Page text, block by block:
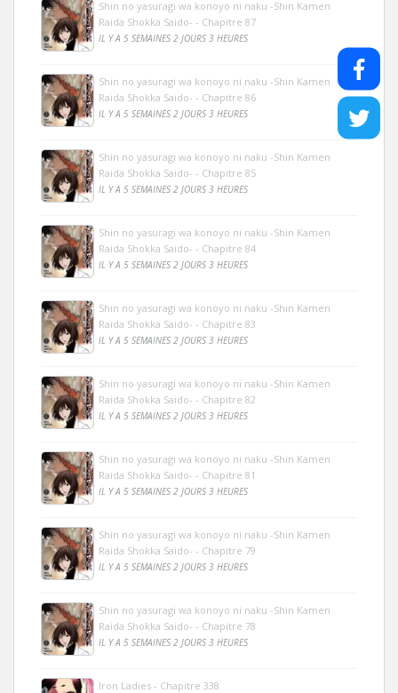
Shin no yasuragi wa konoyo ni naku -Shin Kamen
Raida Shokka Saido- - Chapitre 87
IL Y A 5 SEMAINES 2 JOURS 3 HEURES
Shin no yasuragi wa konoyo ni naku -Shin Kamen
Raida Shokka Saido- - Chapitre 86
IL Y A 5 SEMAINES 2 JOURS 3 HEURES
Shin no yasuragi wa konoyo ni naku -Shin Kamen
Raida Shokka Saido- - Chapitre 85
IL Y A 5 SEMAINES 2 JOURS 3 HEURES
Shin no yasuragi wa konoyo ni naku -Shin Kamen
Raida Shokka Saido- - Chapitre 84
IL Y A 5 SEMAINES 2 JOURS 3 HEURES
Shin no yasuragi wa konoyo ni naku -Shin Kamen
Raida Shokka Saido- - Chapitre 83
IL Y A 5 SEMAINES 2 JOURS 3 HEURES
Shin no yasuragi wa konoyo ni naku -Shin Kamen
Raida Shokka Saido- - Chapitre 82
IL Y A 5 SEMAINES 2 JOURS 3 HEURES
Shin no yasuragi wa konoyo ni naku -Shin Kamen
Raida Shokka Saido- - Chapitre 81
IL Y A 5 SEMAINES 2 JOURS 3 HEURES
Shin no yasuragi wa konoyo ni naku -Shin Kamen
Raida Shokka Saido- - Chapitre 79
IL Y A 5 SEMAINES 2 JOURS 3 HEURES
Shin no yasuragi wa konoyo ni naku -Shin Kamen
Raida Shokka Saido- - Chapitre 78
IL Y A 5 SEMAINES 2 JOURS 3 HEURES
Iron Ladies - Chapitre 338